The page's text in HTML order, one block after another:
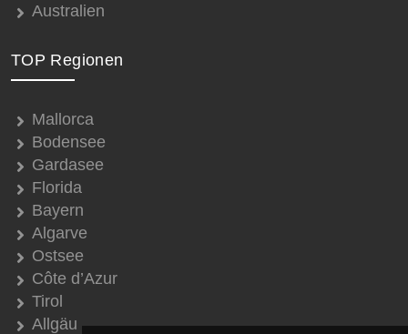
Australien
TOP Regionen
Mallorca
Bodensee
Gardasee
Florida
Bayern
Algarve
Ostsee
Côte d’Azur
Tirol
Allgäu